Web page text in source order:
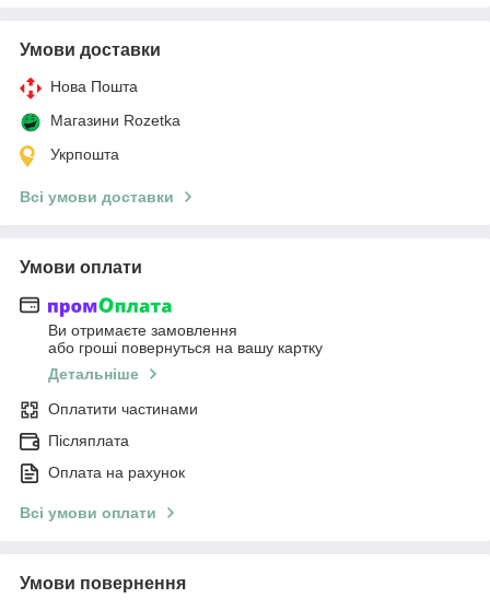
Умови доставки
Нова Пошта
Магазини Rozetka
Укрпошта
Всі умови доставки
Умови оплати
Ви отримаєте замовлення
або гроші повернуться на вашу картку
Детальніше
Оплатити частинами
Післяплата
Оплата на рахунок
Всі умови оплати
Умови повернення